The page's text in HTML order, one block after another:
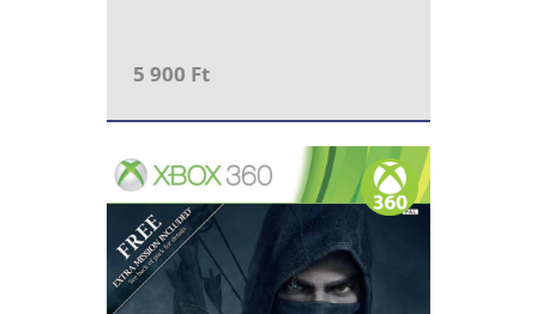
5 900 Ft